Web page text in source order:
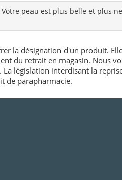
peau est plus belle et plus
la désignation d'un produit.
du retrait en magasin. Nous
législation interdisant la
de parapharmacie.